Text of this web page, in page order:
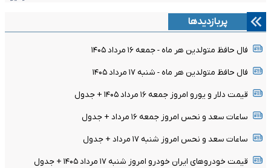
پربازدیدها
فال حافظ متولدین هر ماه - جمعه ۱۶ مرداد ۱۴۰۵
فال حافظ متولدین هر ماه - شنبه ۱۷ مرداد ۱۴۰۵
قیمت دلار و یورو امروز جمعه ۱۶ مرداد ۱۴۰۵ + جدول
ساعات سعد و نحس امروز جمعه ۱۶ مرداد + جدول
ساعات سعد و نحس امروز شنبه ۱۷ مرداد + جدول
قیمت خودرو‌های ایران خودرو امروز شنبه ۱۷ مرداد ۱۴۰۵ + جدول